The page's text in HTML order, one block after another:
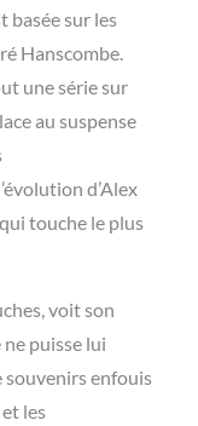
basée sur les
Hanscombe.
une série sur
au suspense
d’Alex
touche le plus
voit son
ne puisse lui
souvenirs enfouis
les